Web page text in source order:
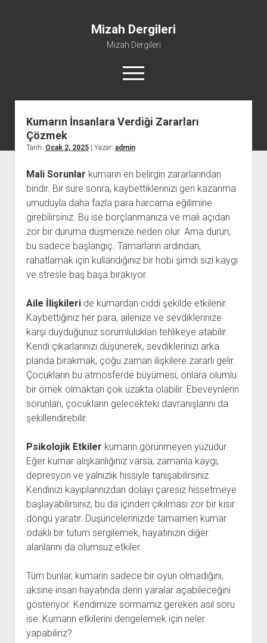
Mizah Dergileri
Mizah Dergileri
menüyü
aç
Kumarın İnsanlara Verdiği Zararları
Çözmek
Tarih: Ocak 2, 2025| Yazar: admin
Mali Sorunlar kumarın en belirgin zararlarından
biridir. Bir süre sonra, kaybettiklerinizi geri kazanma
umuduyla daha fazla para harcama eğilimine
girebilirsiniz. Bu ise borçlanmanıza ve mali açıdan
zor bir duruma düşmenize neden olur. Ama durun,
bu sadece başlangıç. Tamarların ardından,
rahatlamak için kullandığınız bir hobi şimdi sizi kaygı
ve stresle baş başa bırakıyor.
Aile İlişkileride kumardan ciddi şekilde etkilenir.
Kaybettiğiniz her para, ailenize ve sevdiklerinize
karşı duyduğunuz sorumlulukları tehlikeye atabilir.
Kendi çıkarlarınızı düşünerek, sevdiklerinizi arka
planda bırakmak, çoğu zaman ilişkilere zararlı gelir.
Çocukların bu atmosferde büyümesi, onlara olumlu
bir örnek olmaktan çok uzakta olabilir. Ebeveynlerin
sorunları, çocukların gelecekteki davranışlarını da
şekillendirebilir.
Psikolojik Etkiler kumarın görünmeyen yüzüdür.
Eğer kumar alışkanlığınız varsa, zamanla kaygı,
depresyon ve yalnızlık hissiyle tanışabilirsiniz.
Kendinizi kayıplarınızdan dolayı çaresiz hissetmeye
başlayabilirsiniz, bu da içinden çıkılması zor bir kısır
döngü yaratır. Düşüncelerinizde tamamen kumar
odaklı bir tutum sergilemek, hayatınızın diğer
alanlarını da olumsuz etkiler.
Tüm bunlar, kumarın sadece bir oyun olmadığını,
aksine insan hayatında derin yaralar açabileceğini
gösteriyor. Kendimize sormamız gereken asıl soru
ise: Kumarın etkilerini dengelemek için neler
yapabiliriz?